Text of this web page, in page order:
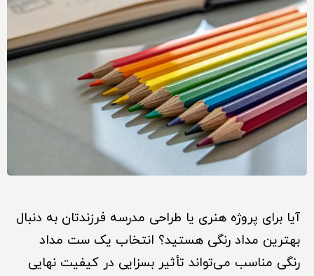
آیا برای پروژه هنری یا طراحی مدرسه فرزندتان به دنبال
بهترین مداد رنگی هستید؟ انتخاب یک ست مداد
رنگی مناسب می‌تواند تأثیر بسزایی در کیفیت نهایی